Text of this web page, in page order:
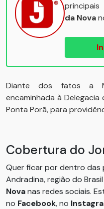
da Nova
Diante dos fatos a
encaminhada à
Ponta Porã, para
Cobertura do
Quer ficar por dentro das
Andradina, região do
Novanas redes sociais.
no Facebook, no